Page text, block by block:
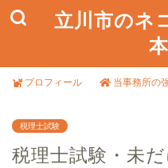
立川市のネ
プロフィール 当事務所の
税理士試験
税理士試験・未